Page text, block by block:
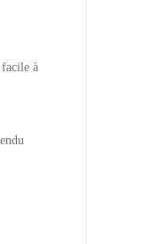
facile à